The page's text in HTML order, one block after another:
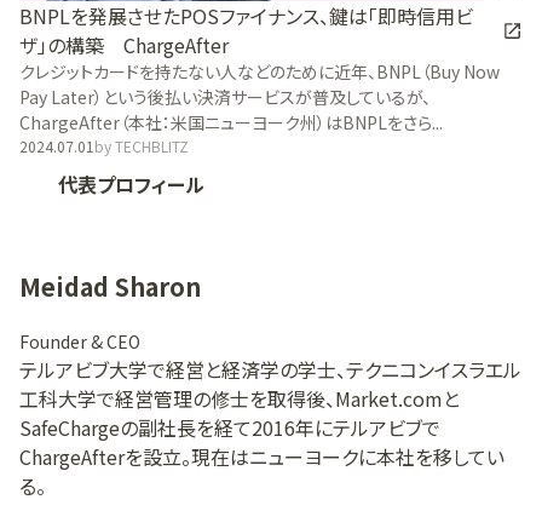
代表プロフィール
Meidad Sharon
Founder & CEO
テルアビブ大学で経営と経済学の学士、テクニコンイスラエル
工科大学で経営管理の修士を取得後、Market.comと
SafeChargeの副社長を経て2016年にテルアビブで
ChargeAfterを設立。現在はニューヨークに本社を移してい
る。
BNPLを発展させたPOSファイナンス、鍵は「即時信用ビ
ザ」の構築 ChargeAfter
クレジットカードを持たない人などのために近年、BNPL（Buy Now
Pay Later）という後払い決済サービスが普及しているが、
ChargeAfter（本社：米国ニューヨーク州）はBNPLをさら...
2024.07.01 byTECHBLITZ